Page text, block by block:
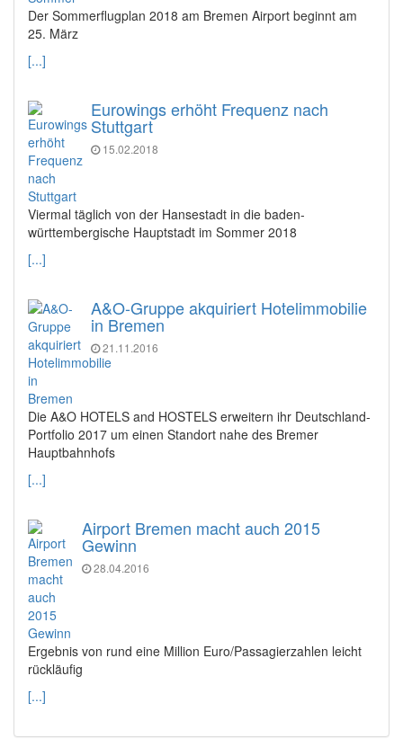
Der Sommerflugplan 2018 am Bremen Airport beginnt am
25. März
[...]
Eurowings erhöht Frequenz nach
Stuttgart
15.02.2018
Viermal täglich von der Hansestadt in die baden-
württembergische Hauptstadt im Sommer 2018
[...]
A&O-Gruppe akquiriert Hotelimmobilie
in Bremen
21.11.2016
Die A&O HOTELS and HOSTELS erweitern ihr Deutschland-
Portfolio 2017 um einen Standort nahe des Bremer
Hauptbahnhofs
[...]
Airport Bremen macht auch 2015
Gewinn
28.04.2016
Ergebnis von rund eine Million Euro/Passagierzahlen leicht
rückläufig
[...]